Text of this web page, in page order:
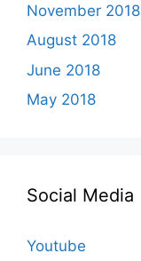
November 2018
August 2018
June 2018
May 2018
Social Media
Youtube